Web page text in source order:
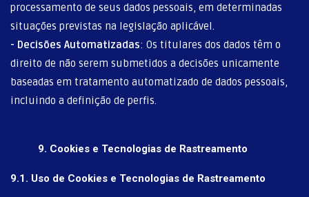
processamento de seus dados pessoais, em determinadas
situações previstas na legislação aplicável.
- Decisões Automatizadas: Os titulares dos dados têm o
direito de não serem submetidos a decisões unicamente
baseadas em tratamento automatizado de dados pessoais,
incluindo a definição de perfis.
9. Cookies e Tecnologias de Rastreamento
9.1. Uso de Cookies e Tecnologias de Rastreamento